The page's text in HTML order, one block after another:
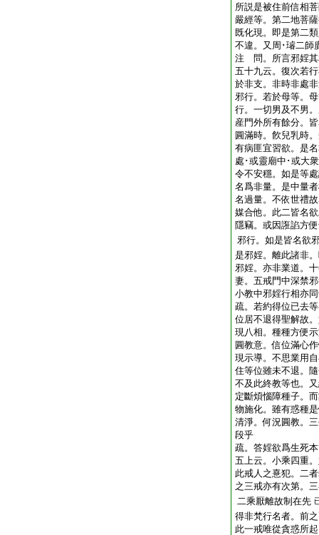
所説是被住前信相
嚴經等。第二地菩
既化現。即是第二
不違。又周･璿二師
注 問。所言邪婬
五十九云。復次若
於非支。非時非處
邪行。若於母等。
行。一切男及不男
産門外所有餘分。
圓滿時。飮兒乳時
有病匪宜習欲。是
處･或靈廟中･或大
令不安穩。如是等
名爲非量。是中量
名過量。不依世禮
媒合他。此二皆名
隱竊。或因誑諂方
邪行。如是皆名欲
是邪婬。離此諸非
邪婬。亦非業道。
妻。五戒門中深禁
小教中邪婬行相亦
疏。若約得位已去
位居不退得聖解故
現八相。種種方便
圓教意。信位滿心
現示導。不思業用
住等位雖未不退。
不及此終教等也。
定斷煩惱障種子。
物施化。雖有惑種
清淨。何況圓教。
段乎
疏。答婬欲爲生死
五上云。小乘四重
此戒人之憙犯。二
之三戒亦有次第。
二乘厭離故制在先
得非梵行名者。前
此一戒唯從貪惑所